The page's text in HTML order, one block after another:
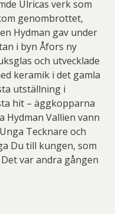
Ulricas verk som
genombrottet,
Hydman gav under
i byn Åfors ny
och utvecklade
keramik i det gamla
utställning i
hit – äggkopparna
Hydman Vallien vann
Tecknare och
Du till kungen, som
var andra gången